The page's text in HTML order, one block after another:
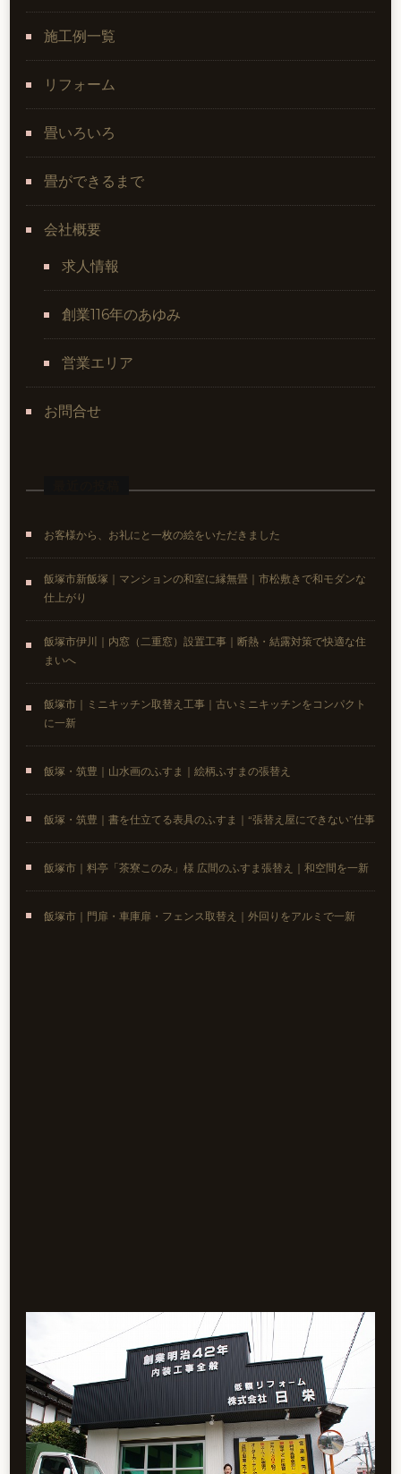
施工例一覧
リフォーム
畳いろいろ
畳ができるまで
会社概要
求人情報
創業116年のあゆみ
営業エリア
お問合せ
お客様から、お礼にと一枚の絵をいただきました
飯塚市新飯塚｜マンションの和室に縁無畳｜市松敷きで和モダンな
仕上がり
飯塚市伊川｜内窓（二重窓）設置工事｜断熱・結露対策で快適な住
まいへ
飯塚市｜ミニキッチン取替え工事｜古いミニキッチンをコンパクト
に一新
飯塚・筑豊｜山水画のふすま｜絵柄ふすまの張替え
飯塚・筑豊｜書を仕立てる表具のふすま｜“張替え屋にできない”仕事
飯塚市｜料亭「茶寮このみ」様 広間のふすま張替え｜和空間を一新
飯塚市｜門扉・車庫扉・フェンス取替え｜外回りをアルミで一新